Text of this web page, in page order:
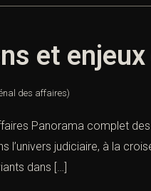
et
des affaires)
Panorama complet
judiciaire, à la
dans […]